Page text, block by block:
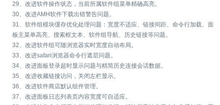
29、改进软件操作状态，当前所属软件组菜单精确高亮。
30、改进AMH软件下载出错警告问题。
31、软件组模块缓存优化处理问题：宽度不适应、链接间距、命令行加载、面
板主菜单高亮、搜索框文本、软件组导航、历史链接等问题。
32、改进软件组可随浏览器实时宽度自动布局。
33、改进safari浏览器命令行遮层问题。
34、改进面板登录超时显示问题与精简历史连接会话数据。
35、改进收藏链接访问，关闭左栏显示。
36、改进软件商店默认组件管理。
37、改进面板日志列表页内容宽度可自适应。